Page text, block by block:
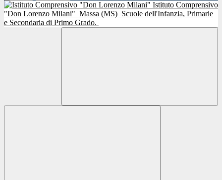
Istituto Comprensivo
"Don Lorenzo Milani" Massa (MS) Scuole dell'Infanzia, Primarie
e Secondaria di Primo Grado.